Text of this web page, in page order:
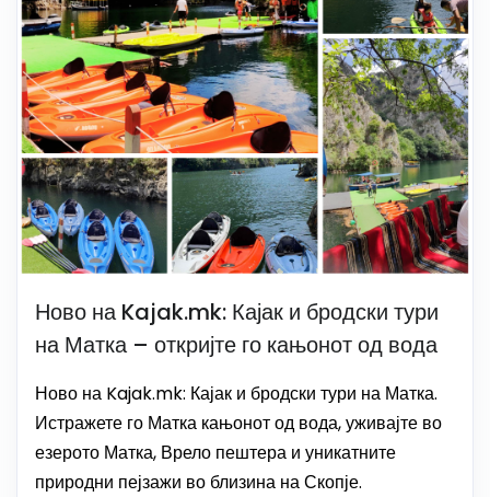
Ново на Kajak.mk: Кајак и бродски тури
на Матка – откријте го кањонот од вода
Ново на Kajak.mk: Кајак и бродски тури на Матка.
Истражете го Матка кањонот од вода, уживајте во
езерото Матка, Врело пештера и уникатните
природни пејзажи во близина на Скопје.